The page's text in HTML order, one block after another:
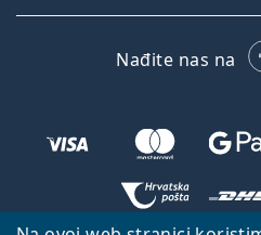
Nađite nas na